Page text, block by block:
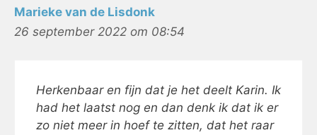
Marieke van de Lisdonk
26 september 2022 om 08:54
Herkenbaar en fijn dat je het deelt Karin. Ik
had het laatst nog en dan denk ik dat ik er
zo niet meer in hoef te zitten, dat het raar